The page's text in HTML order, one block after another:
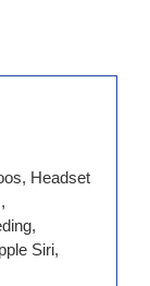
Headset
Siri,